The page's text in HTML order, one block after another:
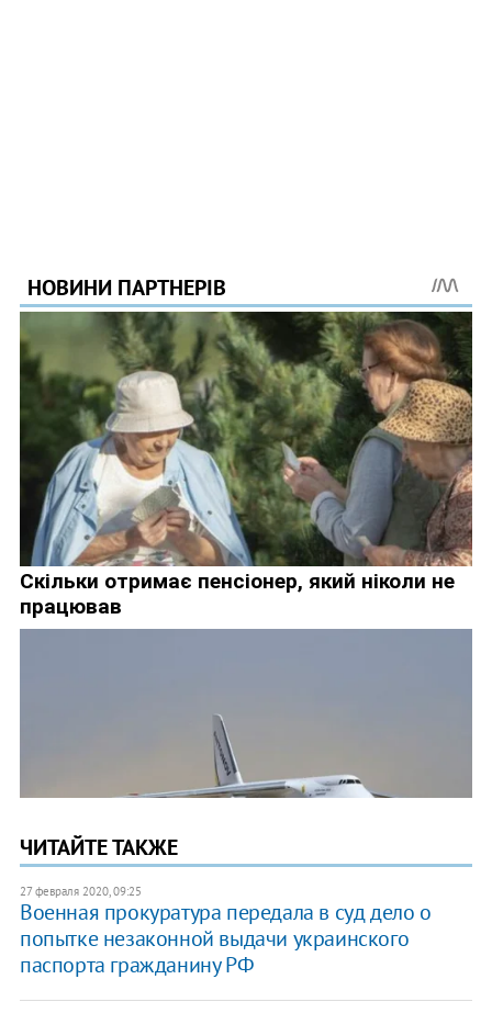
ЧИТАЙТЕ ТАКЖЕ
27 февраля 2020, 09:25
Военная прокуратура передала в суд дело о
попытке незаконной выдачи украинского
паспорта гражданину РФ